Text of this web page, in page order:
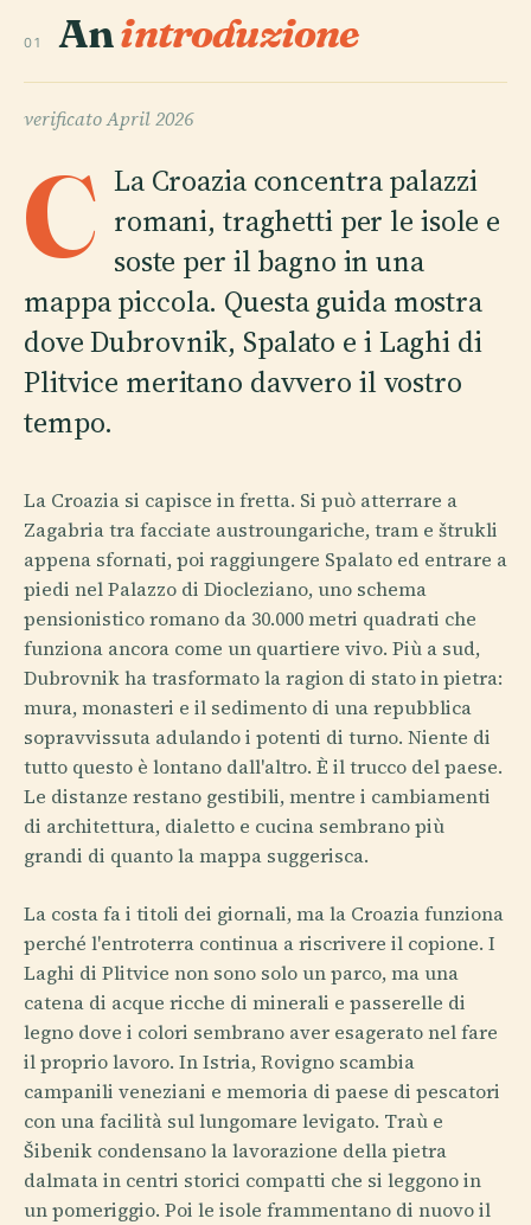
01 Anintroduzione
verificatoApril 2026
C La Croazia concentra palazzi
romani, traghetti per le isole e
soste per il bagno in una
mappa piccola. Questa guida mostra
dove Dubrovnik, Spalato e i Laghi di
Plitvice meritano davvero il vostro
tempo.
La Croazia si capisce in fretta. Si può atterrare a
Zagabria tra facciate austroungariche, tram e štrukli
appena sfornati, poi raggiungere Spalato ed entrare a
piedi nel Palazzo di Diocleziano, uno schema
pensionistico romano da 30.000 metri quadrati che
funziona ancora come un quartiere vivo. Più a sud,
Dubrovnik ha trasformato la ragion di stato in pietra:
mura, monasteri e il sedimento di una repubblica
sopravvissuta adulando i potenti di turno. Niente di
tutto questo è lontano dall'altro. È il trucco del paese.
Le distanze restano gestibili, mentre i cambiamenti
di architettura, dialetto e cucina sembrano più
grandi di quanto la mappa suggerisca.
La costa fa i titoli dei giornali, ma la Croazia funziona
perché l'entroterra continua a riscrivere il copione. I
Laghi di Plitvice non sono solo un parco, ma una
catena di acque ricche di minerali e passerelle di
legno dove i colori sembrano aver esagerato nel fare
il proprio lavoro. In Istria, Rovigno scambia
campanili veneziani e memoria di paese di pescatori
con una facilità sul lungomare levigato. Traù e
Šibenik condensano la lavorazione della pietra
dalmata in centri storici compatti che si leggono in
un pomeriggio. Poi le isole frammentano di nuovo il